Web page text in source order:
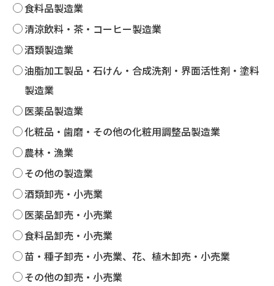
食料品製造業
清涼飲料・茶・コーヒー製造業
酒類製造業
油脂加工製品・石けん・合成洗剤・界面活性剤・塗料
製造業
医薬品製造業
化粧品・歯磨・その他の化粧用調整品製造業
農林・漁業
その他の製造業
酒類卸売・小売業
医薬品卸売・小売業
食料品卸売・小売業
苗・種子卸売・小売業、花、植木卸売・小売業
その他の卸売・小売業